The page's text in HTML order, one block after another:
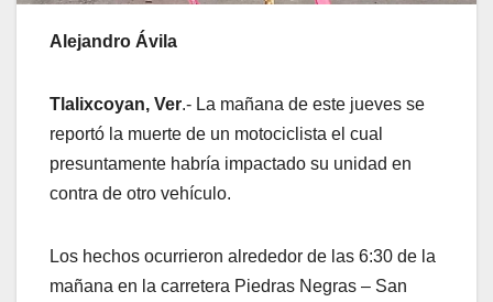
Alejandro Ávila
Tlalixcoyan, Ver.- La mañana de este jueves se
reportó la muerte de un motociclista el cual
presuntamente habría impactado su unidad en
contra de otro vehículo.
Los hechos ocurrieron alrededor de las 6:30 de la
mañana en la carretera Piedras Negras – San